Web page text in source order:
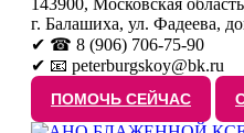
143900, Московская
г. Балашиха, ул. Фадеева,
✔ ☎ 8 (906) 706-75-90
✔ 📧 peterburgskoy@bk.ru
ПОМОЧЬ СЕЙЧАС